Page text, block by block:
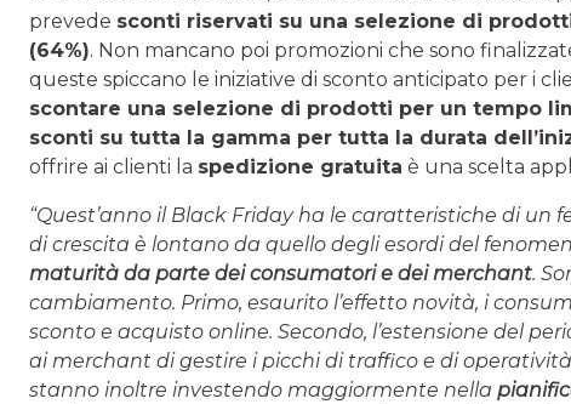
prevede sconti riservati su una selezione di
(64%). Non mancano poi promozioni che sono
queste spiccano le iniziative di sconto anticipato per i
scontare una selezione di prodotti per un tempo
sconti su tutta la gamma per tutta la durata
offrire ai clienti la spedizione gratuita è una scelta
“Quest’anno il Black Friday ha le caratteristiche di
di crescita è lontano da quello degli esordi del
maturità da parte dei consumatori e dei merchant.
cambiamento. Primo, esaurito l’effetto novità, i
sconto e acquisto online. Secondo, l’estensione del
ai merchant di gestire i picchi di traffico e di
stanno inoltre investendo maggiormente nella